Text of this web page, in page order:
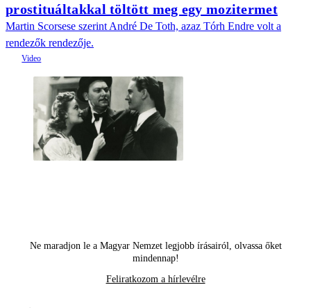
prostituáltakkal töltött meg egy mozitermet
Martin Scorsese szerint André De Toth, azaz Tórh Endre volt a
rendezők rendezője.
Ne maradjon le a Magyar Nemzet legjobb írásairól, olvassa őket
mindennap!
Feliratkozom a hírlevélre